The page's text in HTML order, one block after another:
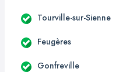
Tourville-sur-Sienne
Feugères
Gonfreville